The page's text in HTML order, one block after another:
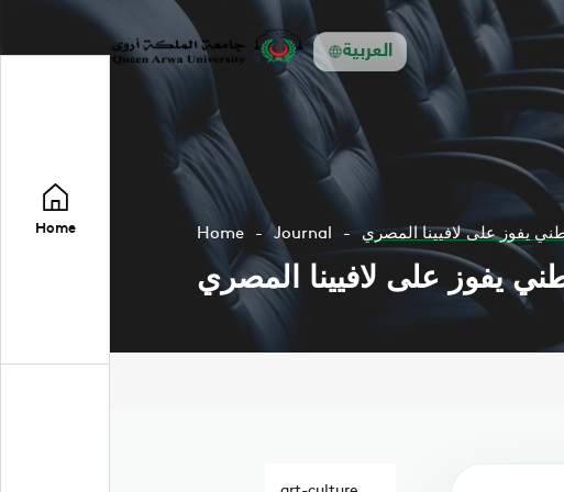
العربية
Home Home Journal يفوز على لافيينا المصري
يفوز على لافيينا المصري